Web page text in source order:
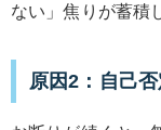
ない」焦りが蓄積
原因2：自己